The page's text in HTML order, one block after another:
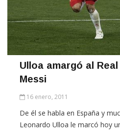
Ulloa amargó al
Messi
De él se habla en España y
Leonardo Ulloa le marcó hoy